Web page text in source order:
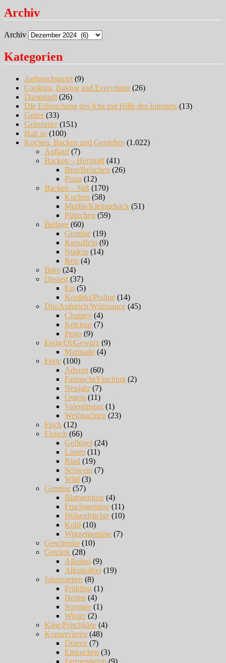
Archiv
Archiv
Kategorien
Aufgeschnappt (9)
Cooking, Baking and Everything (26)
Darmstadt (26)
Die Erforschung des Ichs mit Hilfe des Internets (13)
Getier(33)
Grünfutter(151)
Halt so (100)
Kochen, Backen und Genießen (1.022)
Auflauf(7)
Backen – Herzhaft (41)
Brot/Brötchen (26)
Pizza (12)
Backen – Süß (170)
Kuchen (58)
Muffin/Kleingebäck (51)
Plätzchen (59)
Beilage (60)
Gemüse (19)
Kartoffeln (9)
Nudeln (14)
Reis (4)
Büro (24)
Dessert (37)
Eis (5)
Konfekt/Praline (14)
Dip/Aufstrich/Würzsauce (45)
Chutney (4)
Ketchup (7)
Pesto (9)
Essig/Öl/Gewürz (9)
Marinade (4)
Feste (100)
Advent (60)
Fastnacht/Fasching (2)
Neujahr(7)
Ostern (11)
Valentinstag (1)
Weihnachten (23)
Fisch (12)
Fleisch (66)
Geflügel (24)
Lamm (11)
Rind (19)
Schwein (7)
Wild (3)
Gemüse (57)
Blattgemüse (4)
Fruchtgemüse (11)
Hülsenfrüchte (10)
Kohl (10)
Wurzelgemüse (7)
Geschenke (10)
Getränk (28)
Alkohol (9)
Alkoholfrei (19)
Jahreszeiten (8)
Frühling (1)
Herbst (4)
Sommer(1)
Winter(2)
Käse/Frischkäse (4)
Konservieren (48)
Dörren (7)
Einkochen (3)